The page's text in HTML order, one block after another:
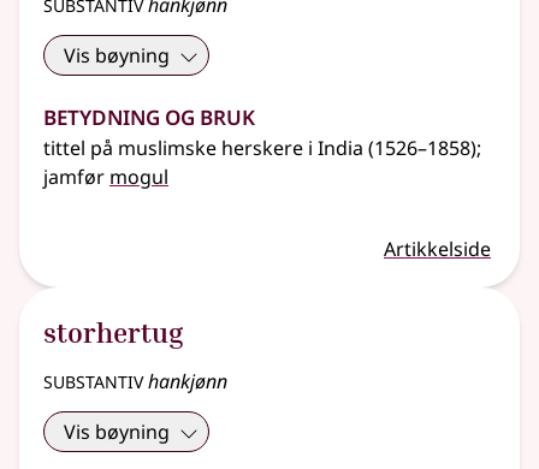
Vis bøyning
Betydning og bruk
tittel på muslimske herskere i India (1526–1858);
jamfør mogul
Artikkelside
storhertug
substantivhankjønn
Vis bøyning